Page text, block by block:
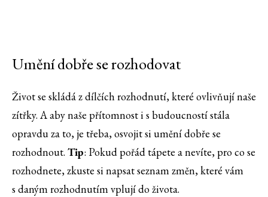
Umění dobře se rozhodovat
Život se skládá z dílčích rozhodnutí, které ovlivňují naše
zítřky. A aby naše přítomnost i s budoucností stála
opravdu za to, je třeba, osvojit si umění dobře se
rozhodnout. Tip: Pokud pořád tápete a nevíte, pro co se
rozhodnete, zkuste si napsat seznam změn, které vám
s daným rozhodnutím vplují do života.